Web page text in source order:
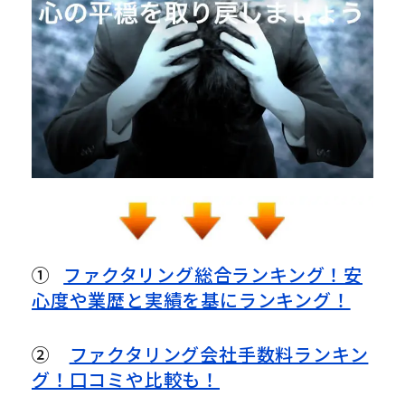
①ファクタリング総合ランキング！安
心度や業歴と実績を基にランキング！
②ファクタリング会社手数料ランキン
グ！口コミや比較も！